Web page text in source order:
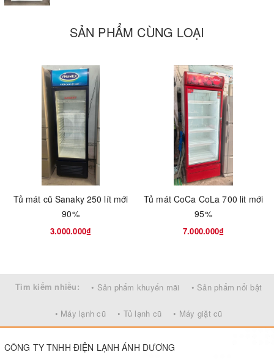
SẢN PHẨM CÙNG LOẠI
Tủ mát cũ Sanaky 250 lít mới
90%
3.000.000₫
Tủ mát CoCa CoLa 700 lit mới
95%
7.000.000₫
Tìm kiếm nhiều: • Sản phẩm khuyến mãi • Sản phẩm nổi bật
• Máy lạnh cũ • Tủ lạnh cũ • Máy giặt cũ
CÔNG TY TNHH ĐIỆN LẠNH ÁNH DƯƠNG